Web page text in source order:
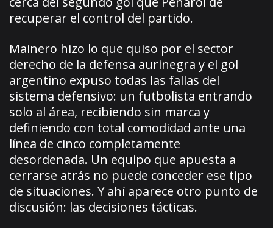
recuperar el control del partido.
Mainero hizo lo que quiso por el sector
derecho de la defensa aurinegra y el gol
argentino expuso todas las fallas del
sistema defensivo: un futbolista entrando
solo al área, recibiendo sin marca y
definiendo con total comodidad ante una
línea de cinco completamente
desordenada. Un equipo que apuesta a
cerrarse atrás no puede conceder ese tipo
de situaciones. Y ahí aparece otro punto de
discusión: las decisiones tácticas.